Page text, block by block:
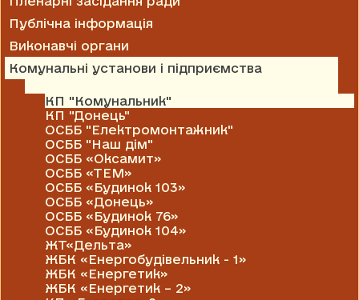
Публічна інформація
Виконавчі органи
Комунальні установи і підприємства
КП "Комунальник"
КП "Донець"
ОСББ "Електромонтажник"
ОСББ "Наш дім"
ОСББ «Оксамит»
ОСББ «ТЕМ»
ОСББ «Будинок 103»
ОСББ «Донець»
ОСББ «Будинок 76»
ОСББ «Будинок 104»
ЖТ«Дельта»
ЖБК «Енергобудівельник - 1»
ЖБК «Енергетик»
ЖБК «Енергетик – 2»